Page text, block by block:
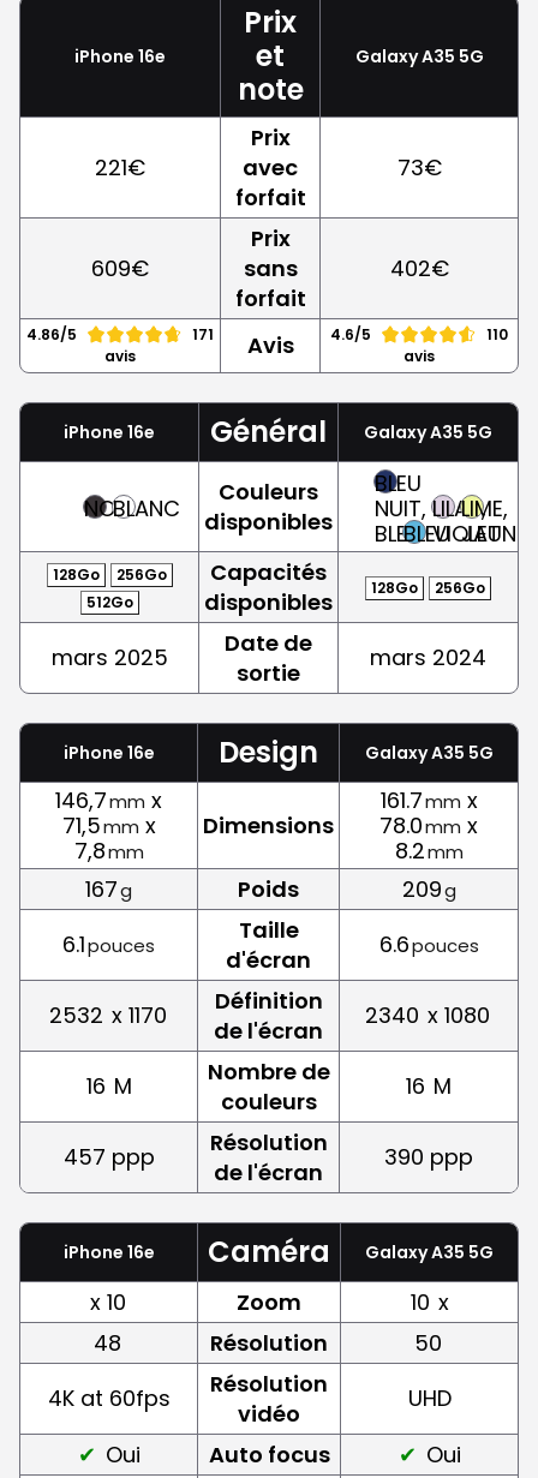
iPhone 16e
Prix
et
note
Galaxy A35 5G
221€
Prix
avec
forfait
73€
609€
Prix
sans
forfait
402€
4.86/5
171
avis
Avis 4.6/5
110
avis
iPhone 16e Général Galaxy A35 5G
NOIRBLANC
Couleurs
disponibles
BLEU
NUIT,
BLEUBLEU
LILAS,
VIOLET
LIME,
JAUNE
128Go
256Go
512Go
Capacités
disponibles
128Go 256Go
mars 2025
Date de
sortie
mars 2024
iPhone 16e Design Galaxy A35 5G
146,7mm x
71,5mm x
7,8mm
Dimensions
161.7mm x
78.0mm x
8.2mm
167g Poids 209g
6.1pouces
Taille
d'écran
6.6pouces
2532 x 1170
Définition
de l'écran
2340 x 1080
16 M
Nombre de
couleurs
16 M
457 ppp
Résolution
de l'écran
390 ppp
iPhone 16e Caméra Galaxy A35 5G
x 10 Zoom 10 x
48
Résolution
50
4K at 60fps
Résolution
vidéo
UHD
Oui
Auto focus
Oui